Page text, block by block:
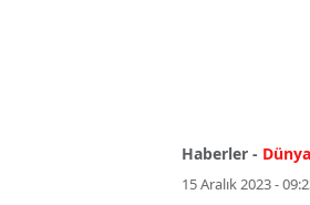
Haberler - Dünya
15 Aralık 2023 -